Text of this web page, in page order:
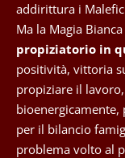
addirittura i
Ma la Magia
propiziatorio in
positività, vittoria
propiziare il
bioenergicamente,
per il bilancio
problema volto al